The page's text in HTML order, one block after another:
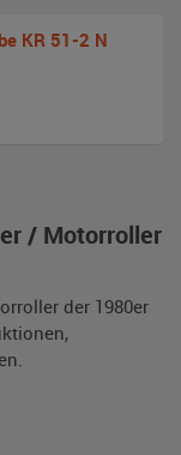
/ Motorroller
der 1980er
KR 51-2 N